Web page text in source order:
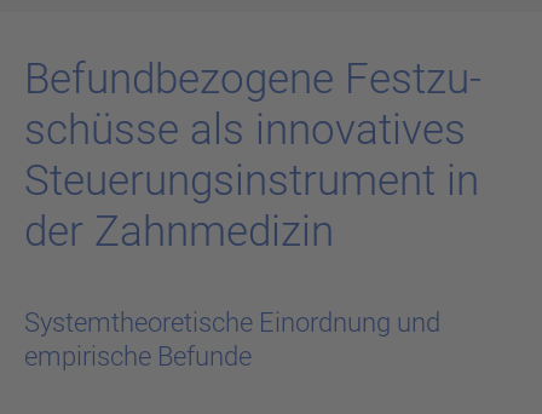
Be­fund­be­zo­ge­ne Fest­zu­
schüs­se als in­no­va­ti­ves
Steue­rungs­in­stru­ment in
der Zahn­me­di­zin
Systemtheoretische Einordnung und
empirische Befunde